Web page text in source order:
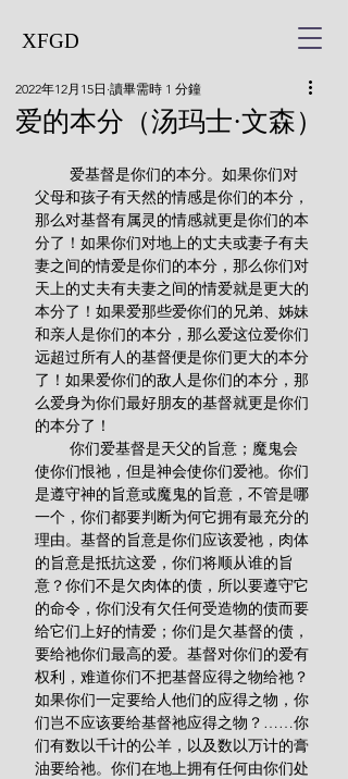
XFGD
爱的本分（汤玛士·文森）
2022年12月15日 讀畢需時 1 分鐘
父母和孩子有天然的情感是你们的本分，
那么对基督有属灵的情感就更是你们的本
分了！如果你们对地上的丈夫或妻子有夫
妻之间的情爱是你们的本分，那么你们对
天上的丈夫有夫妻之间的情爱就是更大的
本分了！如果爱那些爱你们的兄弟、姊妹
和亲人是你们的本分，那么爱这位爱你们
远超过所有人的基督便是你们更大的本分
了！如果爱你们的敌人是你们的本分，那
么爱身为你们最好朋友的基督就更是你们
的本分了！
使你们恨祂，但是神会使你们爱祂。你们
是遵守神的旨意或魔鬼的旨意，不管是哪
一个，你们都要判断为何它拥有最充分的
理由。基督的旨意是你们应该爱祂，肉体
的旨意是抵抗这爱，你们将顺从谁的旨
意？你们不是欠肉体的债，所以要遵守它
的命令，你们没有欠任何受造物的债而要
给它们上好的情爱；你们是欠基督的债，
要给祂你们最高的爱。基督对你们的爱有
权利，难道你们不把基督应得之物给祂？
如果你们一定要给人他们的应得之物，你
们岂不应该要给基督祂应得之物？……你
们有数以千计的公羊，以及数以万计的膏
油要给祂。你们在地上拥有任何由你们处